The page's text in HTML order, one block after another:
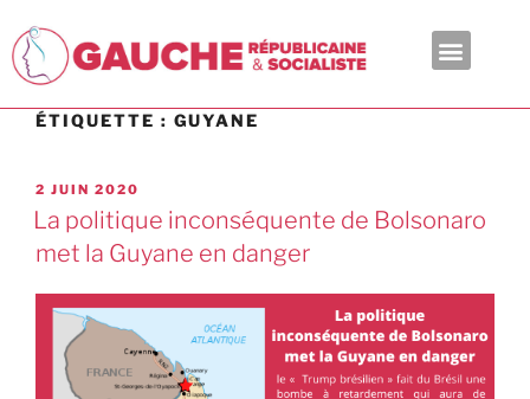
ÉTIQUETTE : GUYANE
2 JUIN 2020
La politique inconséquente de Bolsonaro
met la Guyane en danger